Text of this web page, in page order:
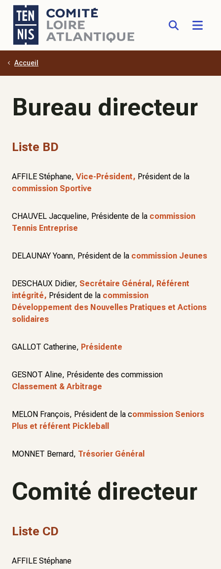
Aller au contenu principal
Accueil
Bureau directeur
Liste BD
AFFILE Stéphane, Vice-Président, Président de la
commission Sportive
CHAUVEL Jacqueline, Présidente de la commission
Tennis Entreprise
DELAUNAY Yoann, Président de la commission Jeunes
DESCHAUX Didier, Secrétaire Général, Référent
intégrité, Président de la commission
Développement des Nouvelles Pratiques et Actions
solidaires
GALLOT Catherine, Présidente
GESNOT Aline, Présidente des commission
Classement & Arbitrage
MELON François, Président de la commission Seniors
Plus et référent Pickleball
MONNET Bernard, Trésorier Général
Comité directeur
Liste CD
AFFILE Stéphane